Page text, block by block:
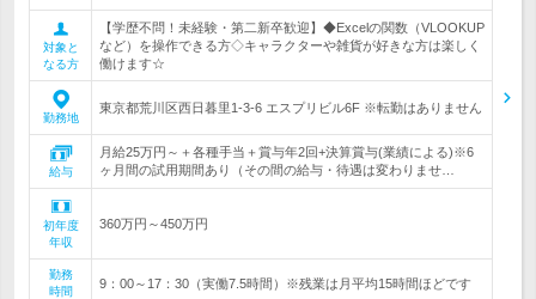
対象と
なる方
【学歴不問！未経験・第二新卒歓迎】◆Excelの関数（VLOOKUP
など）を操作できる方◇キャラクターや雑貨が好きな方は楽しく
働けます☆
勤務地
東京都荒川区西日暮里1-3-6 エスプリビル6F ※転勤はありません
給与
月給25万円～＋各種手当＋賞与年2回+決算賞与(業績による)※6
ヶ月間の試用期間あり（その間の給与・待遇は変わりませ…
初年度
年収
360万円～450万円
勤務
時間
9：00～17：30（実働7.5時間）※残業は月平均15時間ほどです